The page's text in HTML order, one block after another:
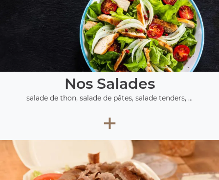
Nos Salades
salade de thon, salade de pâtes, salade tenders, ...
+